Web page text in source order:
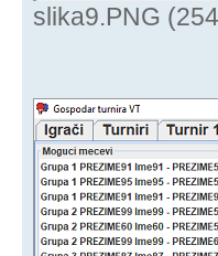
slika9.PNG